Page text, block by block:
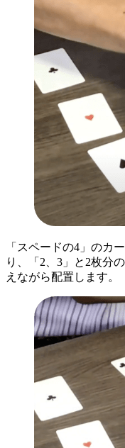
「スペードの4」のカ
り、「2、3」と2枚分
えながら配置します。